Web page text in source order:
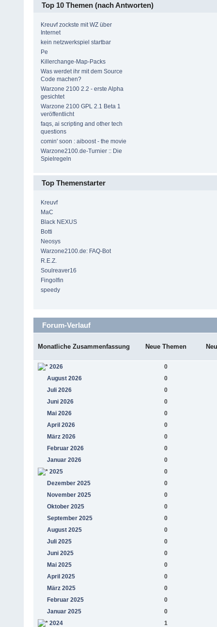
Top 10 Themen (nach Antworten)
Kreuvf zockste mit WZ über
Internet
kein netzwerkspiel startbar
Pe
Killerchange-Map-Packs
Was werdet ihr mit dem Source
Code machen?
Warzone 2100 2.2 - erste Alpha
gesichtet
Warzone 2100 GPL 2.1 Beta 1
veröffentlicht
faqs, ai scripting and other tech
questions
comin' soon : aiboost - the movie
Warzone2100.de-Turnier :: Die
Spielregeln
Top Themenstarter
Kreuvf
MaC
Black NEXUS
Botti
Neosys
Warzone2100.de: FAQ-Bot
R.E.Z.
Soulreaver16
Fingolfin
speedy
Forum-Verlauf
Monatliche Zusammenfassung Neue Themen
2026
0
August 2026
0
Juli 2026
0
Juni 2026
0
Mai 2026
0
April 2026
0
März 2026
0
Februar 2026
0
Januar 2026
0
2025
0
Dezember 2025
0
November 2025
0
Oktober 2025
0
September 2025
0
August 2025
0
Juli 2025
0
Juni 2025
0
Mai 2025
0
April 2025
0
März 2025
0
Februar 2025
0
Januar 2025
0
2024
1